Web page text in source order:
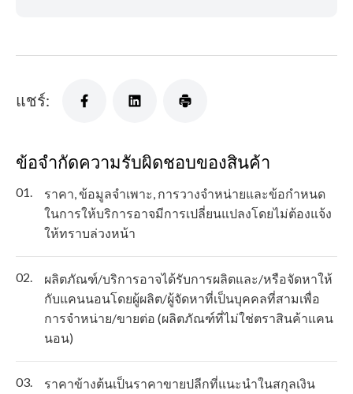
แชร์:
ข้อจำกัดความรับผิดชอบของสินค้า
01.
ราคา, ข้อมูลจำเพาะ, การวางจำหน่ายและข้อกำหนด
ในการให้บริการอาจมีการเปลี่ยนแปลงโดยไม่ต้องแจ้ง
ให้ทราบล่วงหน้า
02.
ผลิตภัณฑ์/บริการอาจได้รับการผลิตและ/หรือจัดหาให้
กับแคนนอนโดยผู้ผลิต/ผู้จัดหาที่เป็นบุคคลที่สามเพื่อ
การจำหน่าย/ขายต่อ (ผลิตภัณฑ์ที่ไม่ใช่ตราสินค้าแคน
นอน)
03.
ราคาข้างต้นเป็นราคาขายปลีกที่แนะนำในสกุลเงิน